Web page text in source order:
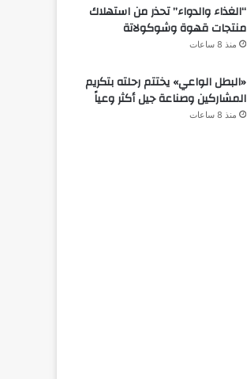
“الغذاء والدواء” تحذر من استهلاك
منتجات قهوة وشوكولاتة
منذ 8 ساعات
«البطل الواعي» يختتم رحلته بتكريم
المشاركين وصناعة جيل أكثر وعياً
منذ 8 ساعات